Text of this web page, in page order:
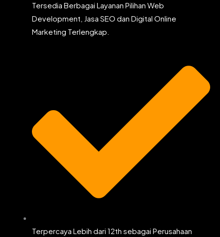
Tersedia Berbagai Layanan Pilihan Web
Development, Jasa SEO dan Digital Online
Marketing Terlengkap.
Terpercaya Lebih dari 12th sebagai Perusahaan